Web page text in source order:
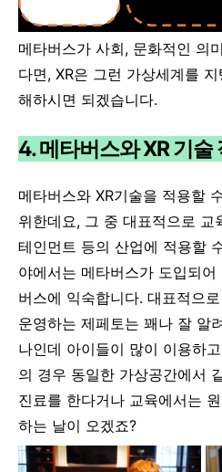
메타버스가 사회, 문화적인 의
다면, XR은 그런 가상세계를
해하시면 되겠습니다.
4. 메타버스와 XR 기술
메타버스와 XR기술을 적용할
위한데요, 그 중 대표적으로 교
테인먼트 등의 산업에 적용할
야에서는 메타버스가 도입되
버스에 익숙합니다. 대표적으
운영하는 제페토는 꽤나 잘 알
나인데 아이들이 많이 이용하
의 경우 동일한 가상공간에서
진료를 한다거나 교육에서는
하는 날이 오겠죠?